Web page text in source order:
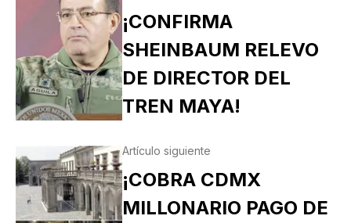
¡CONFIRMA
SHEINBAUM RELEVO
DE DIRECTOR DEL
TREN MAYA!
Artículo siguiente
¡COBRA CDMX
MILLONARIO PAGO DE